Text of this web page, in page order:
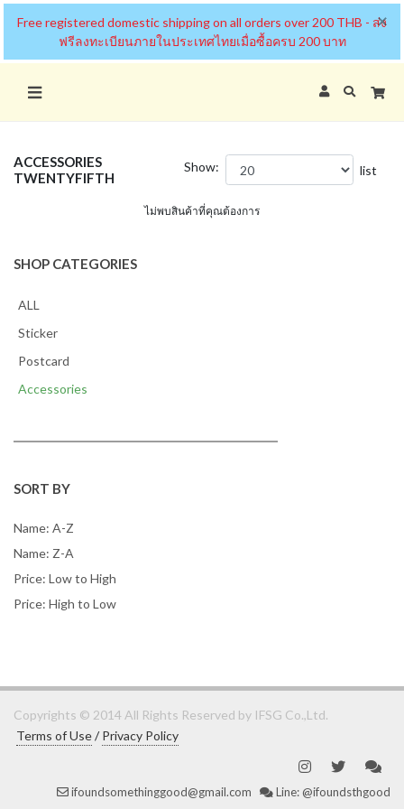
Free registered domestic shipping on all orders over 200 THB - ส่ง
ฟรีลงทะเบียนภายในประเทศไทยเมื่อซื้อครบ 200 บาท
×
SHOP CATEGORIES
ALL
Sticker
Postcard
Accessories
SORT BY
Name: A-Z
Name: Z-A
Price: Low to High
Price: High to Low
ACCESSORIES
TWENTYFIFTH
Show: list
ไม่พบสินค้าที่คุณต้องการ
Copyrights © 2014 All Rights Reserved by IFSG Co.,Ltd.
Terms of Use/ Privacy Policy
ifoundsomethinggood@gmail.com Line: @ifoundsthgood